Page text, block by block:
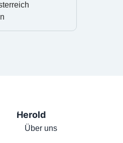
Herold
Über uns